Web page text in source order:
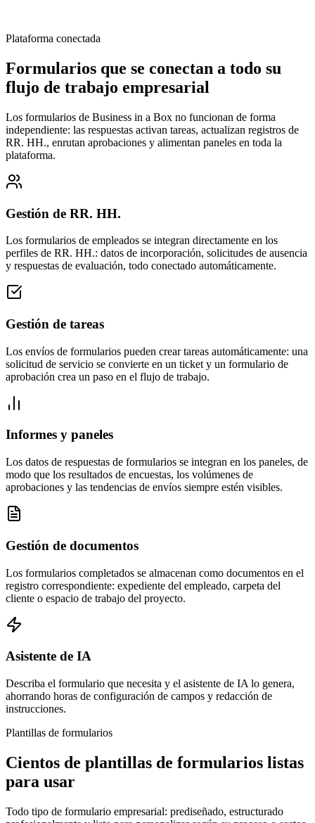
Plataforma conectada
Formularios que se conectan a todo su
flujo de trabajo empresarial
Los formularios de Business in a Box no funcionan de forma
independiente: las respuestas activan tareas, actualizan registros de
RR. HH., enrutan aprobaciones y alimentan paneles en toda la
plataforma.
Gestión de RR. HH.
Los formularios de empleados se integran directamente en los
perfiles de RR. HH.: datos de incorporación, solicitudes de ausencia
y respuestas de evaluación, todo conectado automáticamente.
Gestión de tareas
Los envíos de formularios pueden crear tareas automáticamente: una
solicitud de servicio se convierte en un ticket y un formulario de
aprobación crea un paso en el flujo de trabajo.
Informes y paneles
Los datos de respuestas de formularios se integran en los paneles, de
modo que los resultados de encuestas, los volúmenes de
aprobaciones y las tendencias de envíos siempre estén visibles.
Gestión de documentos
Los formularios completados se almacenan como documentos en el
registro correspondiente: expediente del empleado, carpeta del
cliente o espacio de trabajo del proyecto.
Asistente de IA
Describa el formulario que necesita y el asistente de IA lo genera,
ahorrando horas de configuración de campos y redacción de
instrucciones.
Plantillas de formularios
Cientos de plantillas de formularios listas
para usar
Todo tipo de formulario empresarial: prediseñado, estructurado